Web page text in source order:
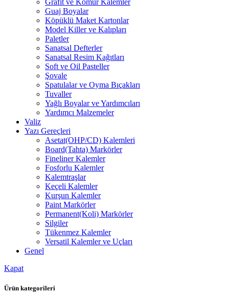
Grafit ve Kömür Kalemler
Guaj Boyalar
Köpüklü Maket Kartonlar
Model Killer ve Kalıpları
Paletler
Sanatsal Defterler
Sanatsal Resim Kağıtları
Soft ve Oil Pasteller
Şovale
Spatulalar ve Oyma Bıçakları
Tuvaller
Yağlı Boyalar ve Yardımcıları
Yardımcı Malzemeler
Valiz
Yazı Gereçleri
Asetat(OHP/CD) Kalemleri
Board(Tahta) Markörler
Fineliner Kalemler
Fosforlu Kalemler
Kalemtraşlar
Keçeli Kalemler
Kurşun Kalemler
Paint Markörler
Permanent(Koli) Markörler
Silgiler
Tükenmez Kalemler
Versatil Kalemler ve Uçları
Genel
Kapat
Ürün kategorileri